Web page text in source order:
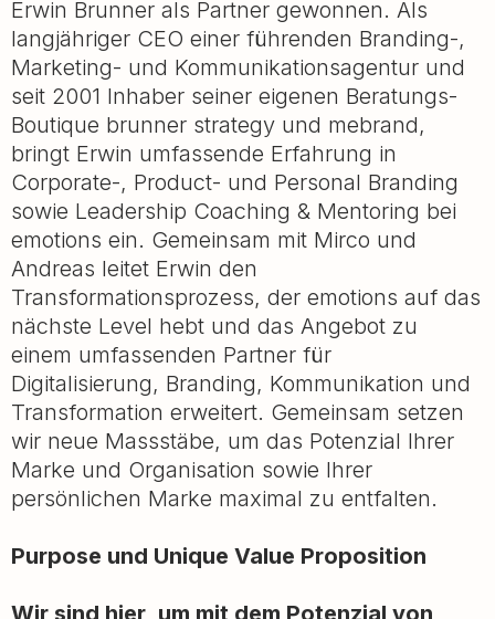
Erwin Brunner als Partner gewonnen. Als
langjähriger CEO einer führenden Branding-,
Marketing- und Kommunikationsagentur und
seit 2001 Inhaber seiner eigenen Beratungs-
Boutique brunner strategy und mebrand,
bringt Erwin umfassende Erfahrung in
Corporate-, Product- und Personal Branding
sowie Leadership Coaching & Mentoring bei
emotions ein. Gemeinsam mit Mirco und
Andreas leitet Erwin den
Transformationsprozess, der emotions auf das
nächste Level hebt und das Angebot zu
einem umfassenden Partner für
Digitalisierung, Branding, Kommunikation und
Transformation erweitert. Gemeinsam setzen
wir neue Massstäbe, um das Potenzial Ihrer
Marke und Organisation sowie Ihrer
persönlichen Marke maximal zu entfalten.
Purpose und Unique Value Proposition
Wir sind hier, um mit dem Potenzial von